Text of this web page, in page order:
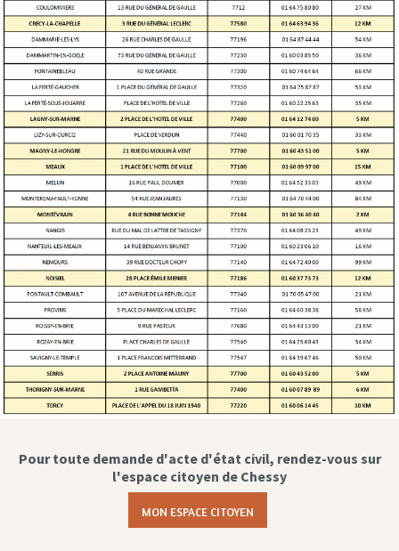
Pour toute demande d'acte d'état civil, rendez-vous sur
l'espace citoyen de Chessy
MON ESPACE CITOYEN